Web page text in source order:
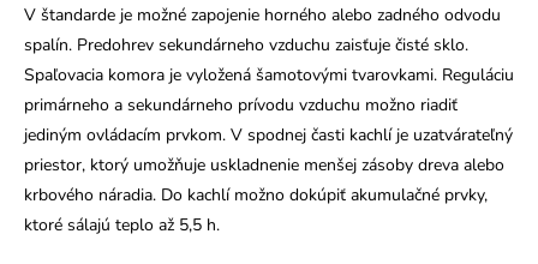
V štandarde je možné zapojenie horného alebo zadného odvodu
spalín. Predohrev sekundárneho vzduchu zaisťuje čisté sklo.
Spaľovacia komora je vyložená šamotovými tvarovkami. Reguláciu
primárneho a sekundárneho prívodu vzduchu možno riadiť
jediným ovládacím prvkom. V spodnej časti kachlí je uzatvárateľný
priestor, ktorý umožňuje uskladnenie menšej zásoby dreva alebo
krbového náradia. Do kachlí možno dokúpiť akumulačné prvky,
ktoré sálajú teplo až 5,5 h.